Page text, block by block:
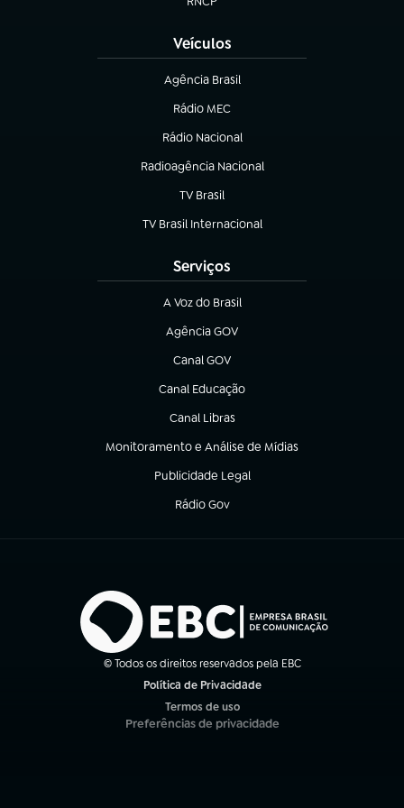
(abre em nova aba)
Veículos
Agência Brasil
(abre em nova aba)
Rádio MEC
(abre em nova aba)
Rádio Nacional
Radioagência Nacional
(abre em nova aba)
TV Brasil
(abre em nova aba)
TV Brasil Internacional
(abre em nova aba)
Serviços
A Voz do Brasil
(abre em nova aba)
Agência GOV
(abre em nova aba)
Canal GOV
(abre em nova aba)
Canal Educação
(abre em nova aba)
Canal Libras
(abre em nova aba)
Monitoramento e Análise de Mídias
(abre em nova aba)
Publicidade Legal
(abre em nova aba)
Rádio Gov
(abre em nova aba)
© Todos os direitos reservados pela EBC
Política de Privacidade
Termos de uso
(abre em nova aba)
Preferências de privacidade